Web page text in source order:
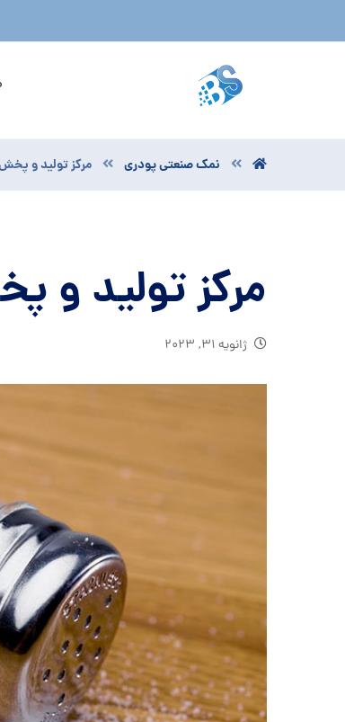
نمک صنعتی پودری مرکز تولید و
مرکز تولید
ژانویه ۳۱, ۲۰۲۳